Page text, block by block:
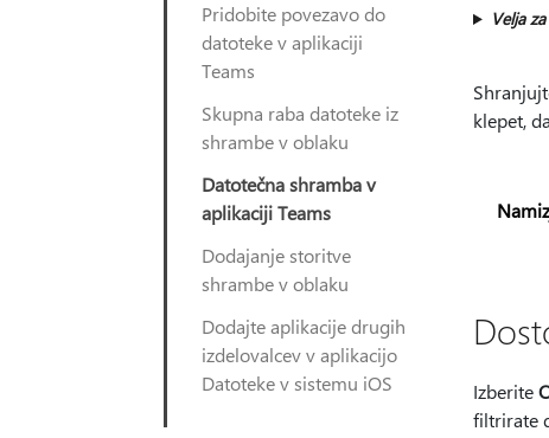
Pridobite povezavo do
datoteke v aplikaciji
Teams
Skupna raba datoteke iz
shrambe v oblaku
Datotečna shramba v
aplikaciji Teams
Dodajanje storitve
shrambe v oblaku
Dodajte aplikacije drugih
izdelovalcev v aplikacijo
Datoteke v sistemu iOS
Velja za
klepet,
Izberite
filtrirate